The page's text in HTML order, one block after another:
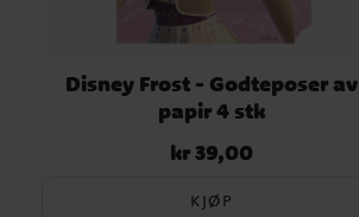
Disney Frost - Godteposer av
papir 4 stk
Pris :kr 39,00
kr 39,00
KJØP